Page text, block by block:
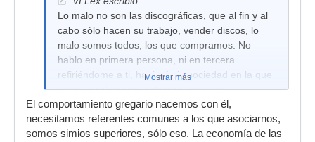
Lo malo no son las discográficas, que al fin y al
cabo sólo hacen su trabajo, vender discos, lo
malo somos todos, los que compramos. No
hablo en primera persona, ni en tercera
refiriéndome a ti, hablo de la sociedad en la que
irremediablemente estamos inmersos.
Mostrar más
El comportamiento gregario nacemos con él,
necesitamos referentes comunes a los que asociarnos,
somos simios superiores, sólo eso. La economía de las